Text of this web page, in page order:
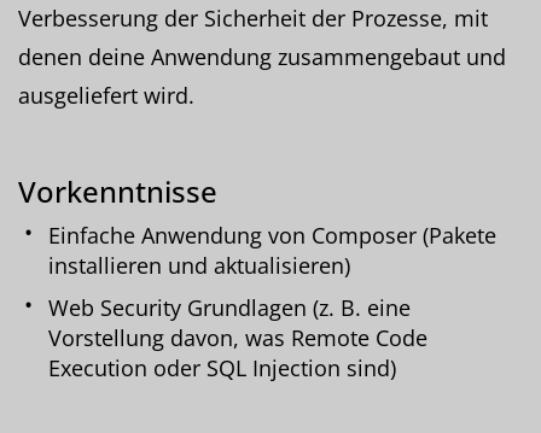
Verbesserung der Sicherheit der Prozesse, mit
denen deine Anwendung zusammengebaut und
ausgeliefert wird.
Vorkenntnisse
Einfache Anwendung von Composer (Pakete
installieren und aktualisieren)
Web Security Grundlagen (z. B. eine
Vorstellung davon, was Remote Code
Execution oder SQL Injection sind)